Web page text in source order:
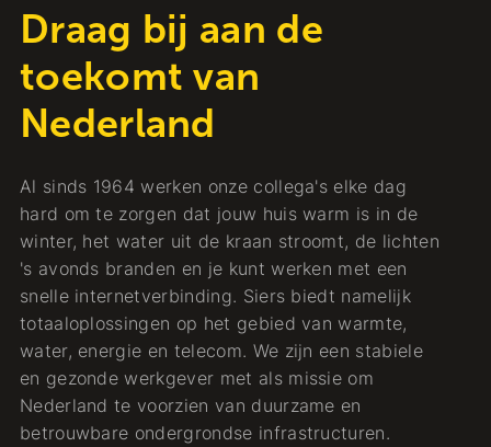
Draag bij aan de
toekomt van
Nederland
Al sinds 1964 werken onze collega's elke dag
hard om te zorgen dat jouw huis warm is in de
winter, het water uit de kraan stroomt, de lichten
's avonds branden en je kunt werken met een
snelle internetverbinding. Siers biedt namelijk
totaaloplossingen op het gebied van warmte,
water, energie en telecom. We zijn een stabiele
en gezonde werkgever met als missie om
Nederland te voorzien van duurzame en
betrouwbare ondergrondse infrastructuren.